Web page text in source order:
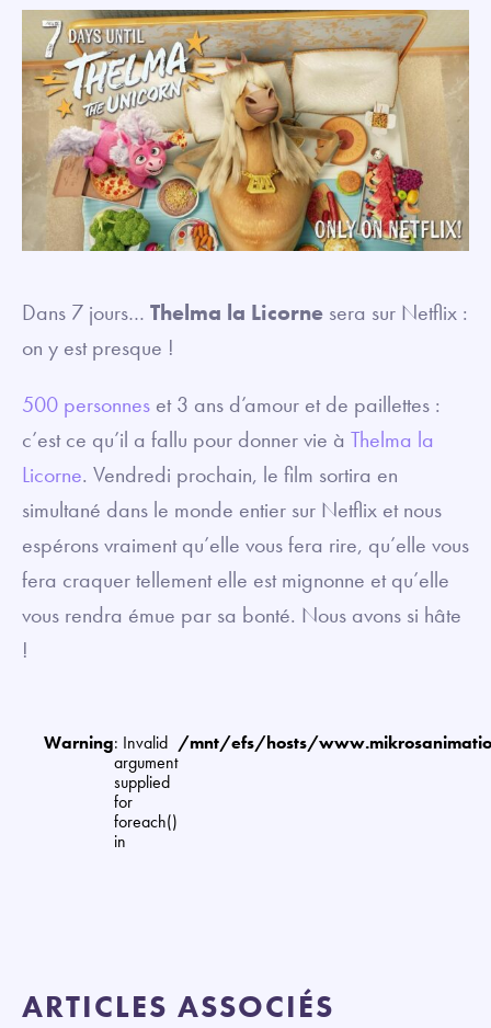
Dans 7 jours… Thelma la Licorne sera sur Netflix :
on y est presque !
500 personnes et 3 ans d’amour et de paillettes :
c’est ce qu’il a fallu pour donner vie à Thelma la
Licorne. Vendredi prochain, le film sortira en
simultané dans le monde entier sur Netflix et nous
espérons vraiment qu’elle vous fera rire, qu’elle vous
fera craquer tellement elle est mignonne et qu’elle
vous rendra émue par sa bonté. Nous avons si hâte
!
Warning: Invalid
argument
supplied
for
foreach()
in
/mnt/efs/hosts/
ARTICLES ASSOCIÉS